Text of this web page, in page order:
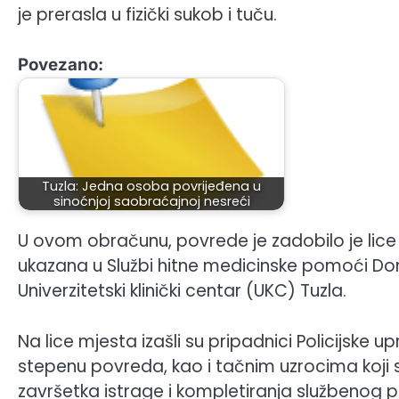
je prerasla u fizički sukob i tuču.
Povezano:
Tuzla: Jedna osoba povrijeđena u
sinoćnjoj saobraćajnoj nesreći
​U ovom obračunu, povrede je zadobilo je
ukazana u Službi hitne medicinske pomoći
Univerzitetski klinički centar (UKC) Tuzla.
​Na lice mjesta izašli su pripadnici Policijske
stepenu povreda, kao i tačnim uzrocima
završetka istrage i kompletiranja službenog